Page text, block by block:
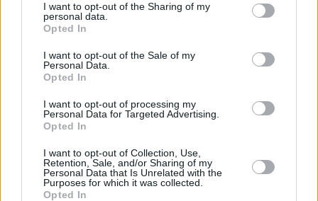
I want to opt-out of the Sharing of my
personal data.
Opted In
I want to opt-out of the Sale of my
Personal Data.
Opted In
I want to opt-out of processing my
Personal Data for Targeted Advertising.
Opted In
I want to opt-out of Collection, Use,
Retention, Sale, and/or Sharing of my
Personal Data that Is Unrelated with the
Purposes for which it was collected.
Opted In